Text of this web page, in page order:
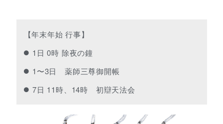
【年末年始 行事】
1日 0時 除夜の鐘
1〜3日 薬師三尊御開帳
7日 11時、14時 初辯天法会